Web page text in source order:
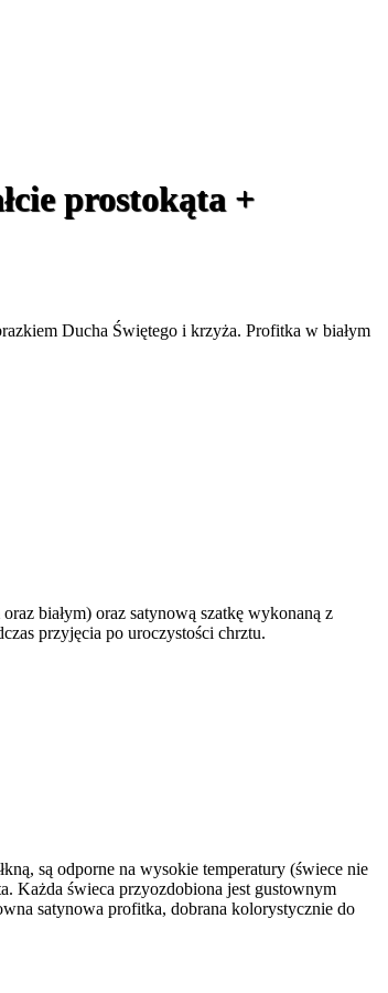
prostokąta +
Ducha Świętego i krzyża. Profitka w białym
białym) oraz satynową szatkę wykonaną z
przyjęcia po uroczystości chrztu.
są odporne na wysokie temperatury (świece nie
Każda świeca przyozdobiona jest gustownym
satynowa profitka, dobrana kolorystycznie do